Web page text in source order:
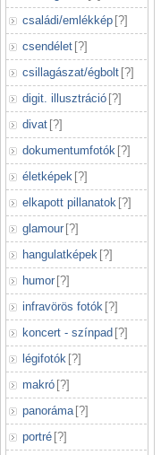
családi/emlékkép [?]
csendélet [?]
csillagászat/égbolt [?]
digit. illusztráció [?]
divat [?]
dokumentumfotók [?]
életképek [?]
elkapott pillanatok [?]
glamour [?]
hangulatképek [?]
humor [?]
infravörös fotók [?]
koncert - színpad [?]
légifotók [?]
makró [?]
panoráma [?]
portré [?]